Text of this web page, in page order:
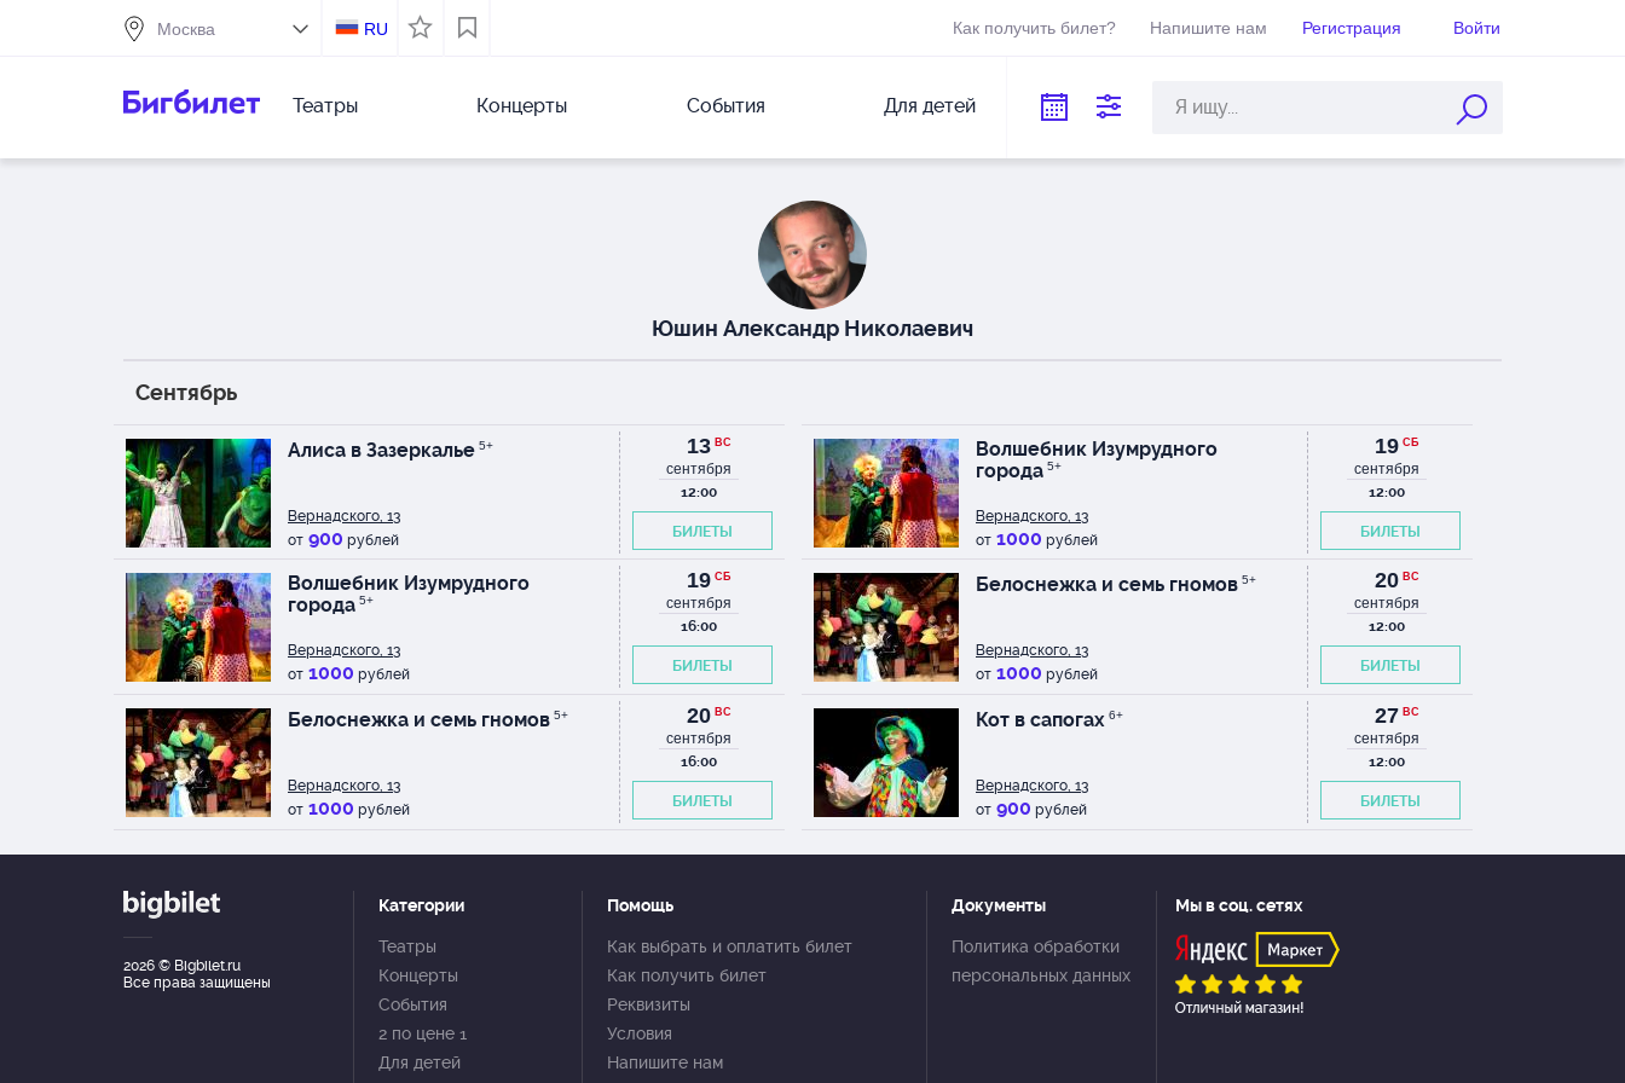
RU Как получить билет? Напишите нам Регистрация Войти
Театры Концерты События Для детей
Юшин Александр Николаевич
Сентябрь
Алиса в Зазеркалье 5+
Вернадского, 13
от 900 рублей
13 ВС
сентября
12:00
БИЛЕТЫ
Волшебник Изумрудного
города 5+
Вернадского, 13
от 1000 рублей
19 СБ
сентября
12:00
БИЛЕТЫ
Волшебник Изумрудного
города 5+
Вернадского, 13
от 1000 рублей
19 СБ
сентября
16:00
БИЛЕТЫ
Белоснежка и семь гномов 5+
Вернадского, 13
от 1000 рублей
20 ВС
сентября
12:00
БИЛЕТЫ
Белоснежка и семь гномов 5+
Вернадского, 13
от 1000 рублей
20 ВС
сентября
16:00
БИЛЕТЫ
Кот в сапогах 6+
Вернадского, 13
от 900 рублей
27 ВС
сентября
12:00
БИЛЕТЫ
2026 © Bigbilet.ru
Все права защищены
Категории
Театры
Концерты
События
2 по цене 1
Для детей
Помощь
Как выбрать и оплатить билет
Как получить билет
Реквизиты
Условия
Напишите нам
Документы
Политика обработки
персональных данных
Мы в соц. сетях